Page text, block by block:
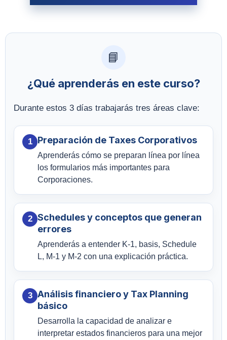
📘
¿Qué aprenderás en este curso?
Durante estos 3 días trabajarás tres áreas clave:
1 Preparación de Taxes Corporativos
Aprenderás cómo se preparan línea por línea
los formularios más importantes para
Corporaciones.
2 Schedules y conceptos que generan
errores
Aprenderás a entender K-1, basis, Schedule
L, M-1 y M-2 con una explicación práctica.
3 Análisis financiero y Tax Planning
básico
Desarrolla la capacidad de analizar e
interpretar estados financieros para una mejor